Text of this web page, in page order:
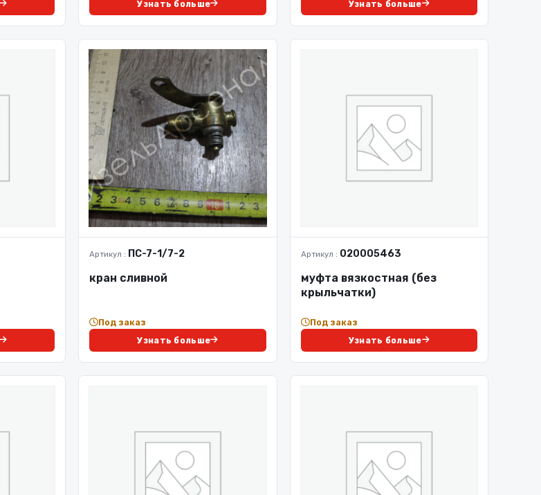
Узнать больше
Узнать больше
Артикул : ПС-7-1/7-2
кран сливной
Под заказ
Узнать больше
Артикул : 020005463
муфта вязкостная (без
крыльчатки)
Под заказ
Узнать больше